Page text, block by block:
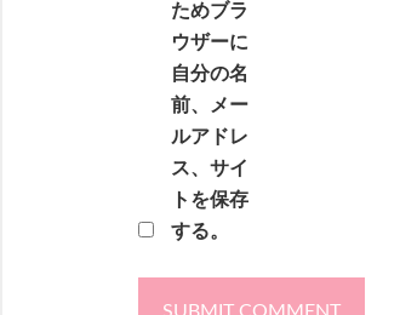
ためブラ
ウザーに
自分の名
前、メー
ルアドレ
ス、サイ
トを保存
する。